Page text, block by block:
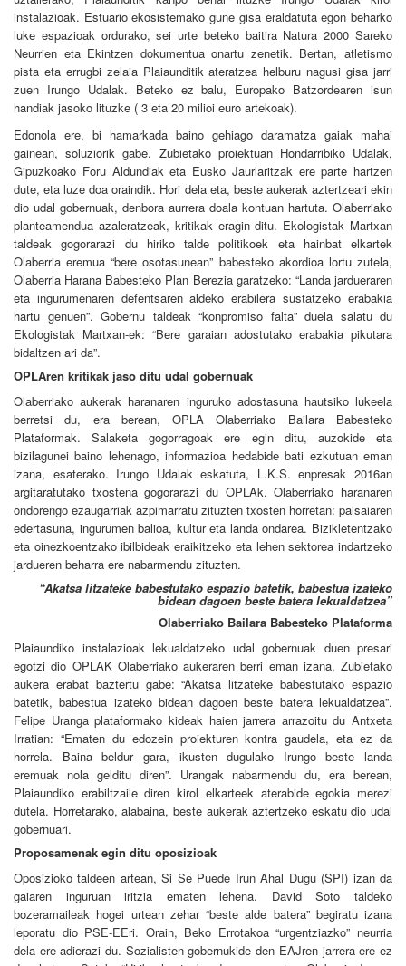
instalazioak. Estuario ekosistemako gune gisa eraldatuta egon beharko
luke espazioak ordurako, sei urte beteko baitira Natura 2000 Sareko
Neurrien eta Ekintzen dokumentua onartu zenetik. Bertan, atletismo
pista eta errugbi zelaia Plaiaunditik ateratzea helburu nagusi gisa jarri
zuen Irungo Udalak. Beteko ez balu, Europako Batzordearen isun
handiak jasoko lituzke ( 3 eta 20 milioi euro artekoak).
Edonola ere, bi hamarkada baino gehiago daramatza gaiak mahai
gainean, soluziorik gabe. Zubietako proiektuan Hondarribiko Udalak,
Gipuzkoako Foru Aldundiak eta Eusko Jaurlaritzak ere parte hartzen
dute, eta luze doa oraindik. Hori dela eta, beste aukerak aztertzeari ekin
dio udal gobernuak, denbora aurrera doala kontuan hartuta. Olaberriako
planteamendua azaleratzeak, kritikak eragin ditu. Ekologistak Martxan
taldeak gogorarazi du hiriko talde politikoek eta hainbat elkartek
Olaberria eremua “bere osotasunean” babesteko akordioa lortu zutela,
Olaberria Harana Babesteko Plan Berezia garatzeko: “Landa jardueraren
eta ingurumenaren defentsaren aldeko erabilera sustatzeko erabakia
hartu genuen”. Gobernu taldeak “konpromiso falta” duela salatu du
Ekologistak Martxan-ek: “Bere garaian adostutako erabakia pikutara
bidaltzen ari da”.
OPLAren kritikak jaso ditu udal gobernuak
Olaberriako aukerak haranaren inguruko adostasuna hautsiko lukeela
berretsi du, era berean, OPLA Olaberriako Bailara Babesteko
Plataformak. Salaketa gogorragoak ere egin ditu, auzokide eta
bizilagunei baino lehenago, informazioa hedabide bati ezkutuan eman
izana, esaterako. Irungo Udalak eskatuta, L.K.S. enpresak 2016an
argitaratutako txostena gogorarazi du OPLAk. Olaberriako haranaren
ondorengo ezaugarriak azpimarratu zituzten txosten horretan: paisaiaren
edertasuna, ingurumen balioa, kultur eta landa ondarea. Bizikletentzako
eta oinezkoentzako ibilbideak eraikitzeko eta lehen sektorea indartzeko
jardueren beharra ere nabarmendu zituzten.
“Akatsa litzateke babestutako espazio batetik, babestua izateko
bidean dagoen beste batera lekualdatzea”
Olaberriako Bailara Babesteko Plataforma
Plaiaundiko instalazioak lekualdatzeko udal gobernuak duen presari
egotzi dio OPLAK Olaberriako aukeraren berri eman izana, Zubietako
aukera erabat baztertu gabe: “Akatsa litzateke babestutako espazio
batetik, babestua izateko bidean dagoen beste batera lekualdatzea”.
Felipe Uranga plataformako kideak haien jarrera arrazoitu du Antxeta
Irratian: “Ematen du edozein proiekturen kontra gaudela, eta ez da
horrela. Baina beldur gara, ikusten dugulako Irungo beste landa
eremuak nola gelditu diren”. Urangak nabarmendu du, era berean,
Plaiaundiko erabiltzaile diren kirol elkarteek aterabide egokia merezi
dutela. Horretarako, alabaina, beste aukerak aztertzeko eskatu dio udal
gobernuari.
Proposamenak egin ditu oposizioak
Oposizioko taldeen artean, Si Se Puede Irun Ahal Dugu (SPI) izan da
gaiaren inguruan iritzia ematen lehena. David Soto taldeko
bozeramaileak hogei urtean zehar “beste alde batera” begiratu izana
leporatu dio PSE-EEri. Orain, Beko Errotakoa “urgentziazko” neurria
dela ere adierazi du. Sozialisten gobernukide den EAJren jarrera ere ez